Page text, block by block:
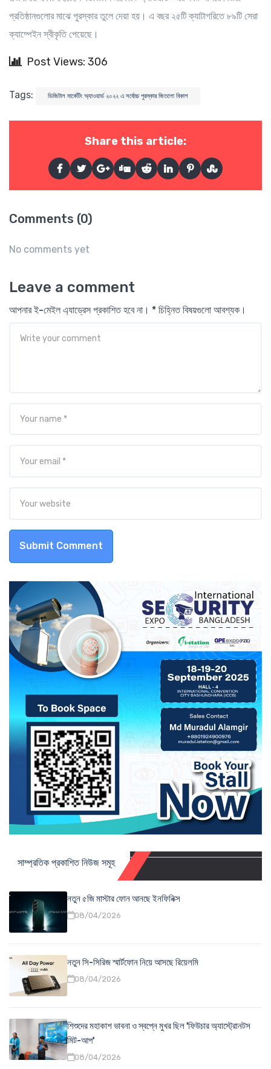
প্রতিষ্ঠানগুলোর মাঝে পুরস্কার তুলে দেয়া হয়। এ বছর ২৫টি ক্যাটাগরিতে ৮৯টি সেরা
ক্যাম্পেইন স্বীকৃতি পেয়েছে।
Post Views: 306
Tags: ডিজিটাল মার্কেটিং অ্যাওয়ার্ড ২০২২ এ সর্বোচ্চ পুরস্কার জিতলো বিকাশ
Share this article:
Comments (0)
No comments yet
Leave a comment
আপনার ই-মেইল এ্যাড্রেস প্রকাশিত হবে না। * চিহ্নিত বিষয়গুলো আবশ্যক।
Submit Comment
সাম্প্রতিক প্রকাশিত নিউজ সমূহ
নতুন ৫জি মাস্টার ফোন আনছে ইনফিনিক্স
08/04/2026
নতুন সি-সিরিজ স্মার্টফোন নিয়ে আসছে রিয়েলমি
08/04/2026
শিশুদের মহাকাশ ভাবনা ও স্বপ্নে মুখর ছিল 'ফিউচার অ্যাস্ট্রোনটস
মিট-আপ'
08/04/2026